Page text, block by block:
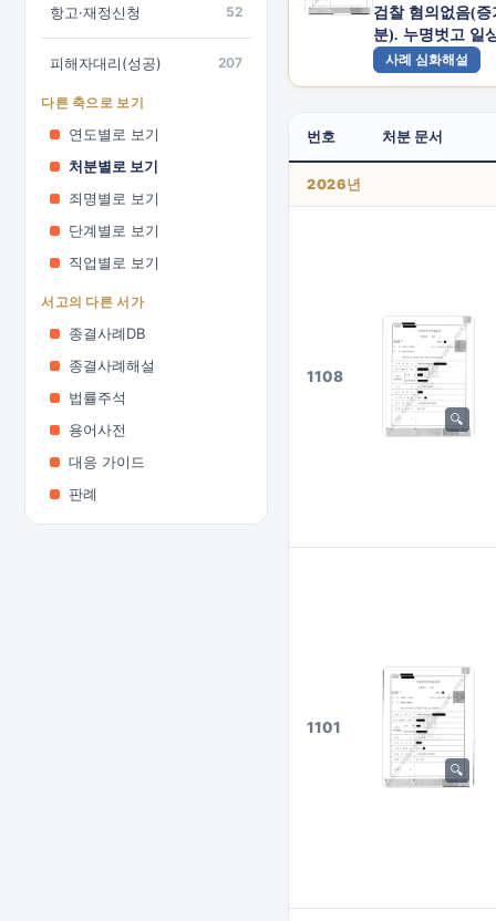
항고·재정신청 52
피해자대리(성공) 207
다른 축으로 보기
연도별로 보기
처분별로 보기
죄명별로 보기
단계별로 보기
직업별로 보기
서고의 다른 서가
종결사례DB
종결사례해설
법률주석
용어사전
대응 가이드
판례
검찰 혐의없음(증
분). 누명벗고 일
사례 심화해설
번호 처분 문서
2026년
1108
1101